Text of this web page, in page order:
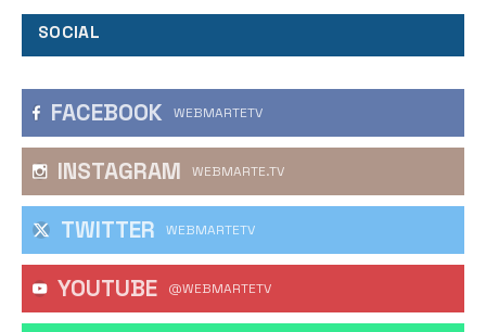
SOCIAL
FACEBOOK WEBMARTETV
INSTAGRAM WEBMARTE.TV
TWITTER WEBMARTETV
YOUTUBE @WEBMARTETV